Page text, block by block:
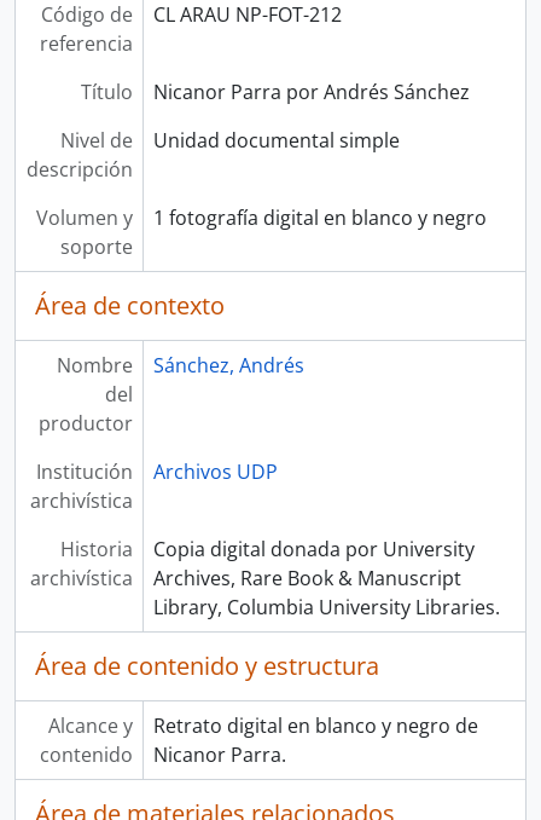
Código de
referencia
CL ARAU NP-FOT-212
Título
Nicanor Parra por Andrés Sánchez
Nivel de
descripción
Unidad documental simple
Volumen y
soporte
1 fotografía digital en blanco y negro
Área de contexto
Nombre
del
productor
Sánchez, Andrés
Institución
archivística
Archivos UDP
Historia
archivística
Copia digital donada por University
Archives, Rare Book & Manuscript
Library, Columbia University Libraries.
Área de contenido y estructura
Alcance y
contenido
Retrato digital en blanco y negro de
Nicanor Parra.
Área de materiales relacionados